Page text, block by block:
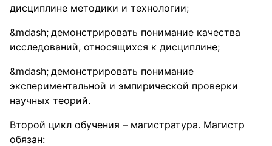
дисциплине методики и технологии;
демонстрировать понимание качества
исследований, относящихся к дисциплине;
демонстрировать понимание
экспериментальной и эмпирической проверки
научных теорий.
Второй цикл обучения – магистратура. Магистр
обязан: